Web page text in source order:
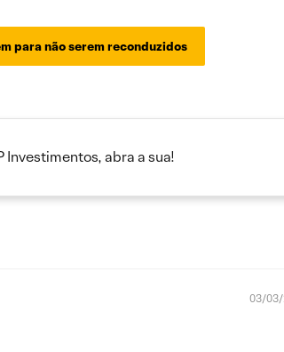
para não serem reconduzidos
Investimentos, abra a sua!
03/03/